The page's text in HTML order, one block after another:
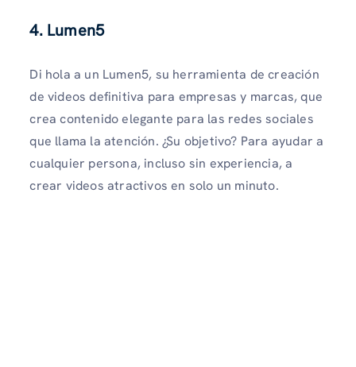
4.Lumen5
Di hola a un Lumen5, su herramienta de creación
de videos definitiva para empresas y marcas, que
crea contenido elegante para las redes sociales
que llama la atención. ¿Su objetivo? Para ayudar a
cualquier persona, incluso sin experiencia, a
crear videos atractivos en solo un minuto.